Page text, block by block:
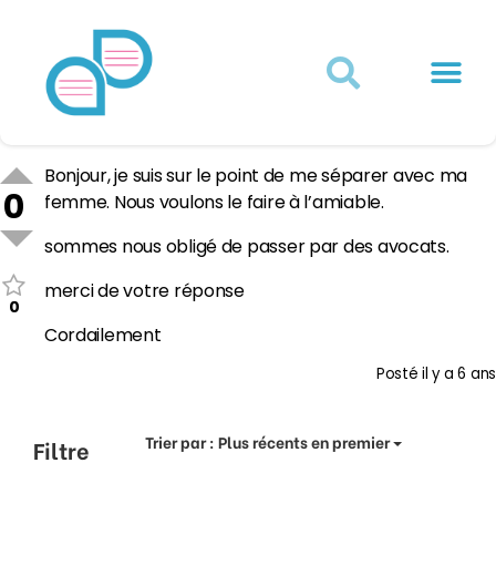
0
0
Bonjour, je suis sur le point de me séparer avec ma
femme. Nous voulons le faire à l’amiable.
sommes nous obligé de passer par des avocats.
merci de votre réponse
Cordailement
Postéil y a 6 ans
Filtre Trier par :Plus récents en premier